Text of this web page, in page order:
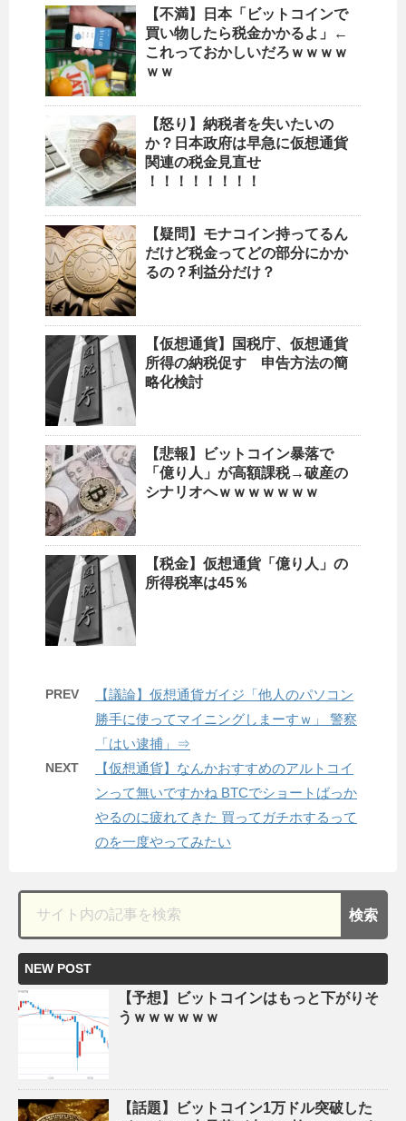
【不満】日本「ビットコインで
買い物したら税金かかるよ」←
これっておかしいだろｗｗｗｗ
ｗｗ
【怒り】納税者を失いたいの
か？日本政府は早急に仮想通貨
関連の税金見直せ
！！！！！！！！
【疑問】モナコイン持ってるん
だけど税金ってどの部分にかか
るの？利益分だけ？
【仮想通貨】国税庁、仮想通貨
所得の納税促す 申告方法の簡
略化検討
【悲報】ビットコイン暴落で
「億り人」が高額課税→破産の
シナリオへｗｗｗｗｗｗｗ
【税金】仮想通貨「億り人」の
所得税率は45％
PREV
【議論】仮想通貨ガイジ「他人のパソコン
勝手に使ってマイニングしまーすｗ」 警察
「はい逮捕」⇒
NEXT
【仮想通貨】なんかおすすめのアルトコイ
ンって無いですかね BTCでショートばっか
やるのに疲れてきた 買ってガチホするって
のを一度やってみたい
NEW POST
【予想】ビットコインはもっと下がりそ
うｗｗｗｗｗｗ
【話題】ビットコイン1万ドル突破した